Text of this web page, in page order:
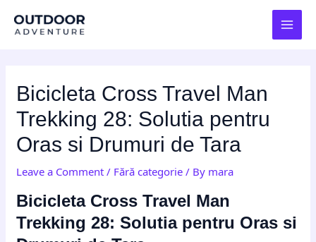
Bicicleta Cross Travel Man
Trekking 28: Solutia pentru
Oras si Drumuri de Tara
Leave a Comment / Fără categorie / By mara
Bicicleta Cross Travel Man
Trekking 28: Solutia pentru Oras si
navigation